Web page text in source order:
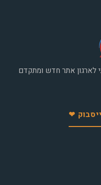
לארגון אתר חדש ומתקדם
❤